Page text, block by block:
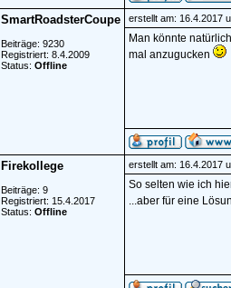
SmartRoadsterCoupe
Beiträge: 9230
Registriert: 8.4.2009
Status: Offline
erstellt am: 16.4.2017
Man könnte
mal anzugucken
Firekollege
Beiträge: 9
Registriert: 15.4.2017
Status: Offline
erstellt am: 16.4.2017
So selten wie ich
...aber für eine